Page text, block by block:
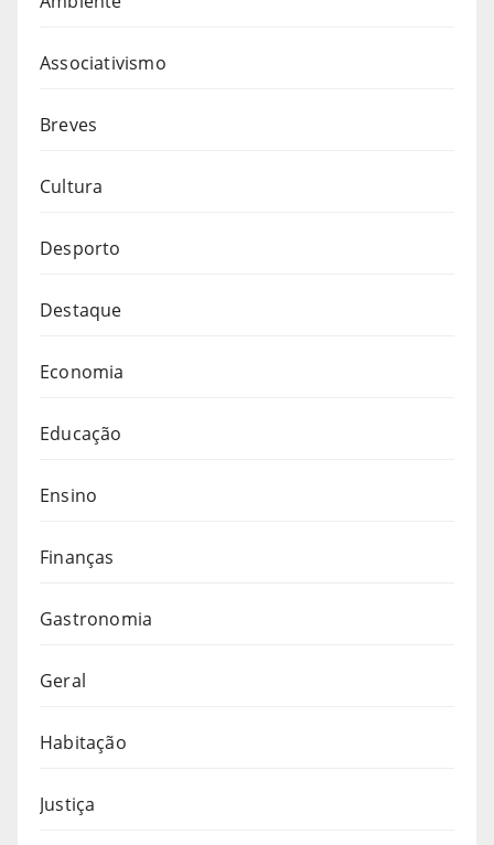
Associativismo
Breves
Cultura
Desporto
Destaque
Economia
Educação
Ensino
Finanças
Gastronomia
Geral
Habitação
Justiça